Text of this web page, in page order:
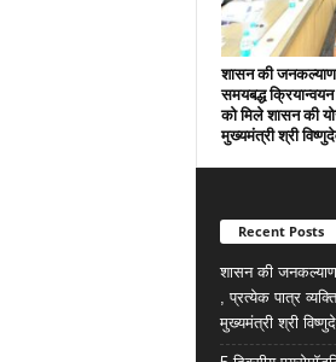
शासन की
समयबद्ध
को मिले शासन की
मुख्यमंत्री श्री
Recent Posts
शासन की
, प्रत्येक पात्र
मुख्यमंत्री श्री